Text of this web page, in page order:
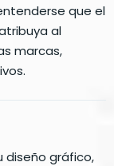
que el
al
marcas,
diseño gráfico,